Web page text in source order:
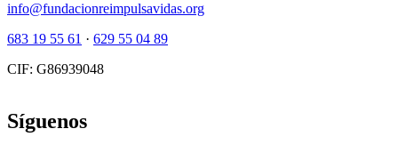
info@fundacionreimpulsavidas.org
683 19 55 61 · 629 55 04 89
CIF: G86939048
Síguenos